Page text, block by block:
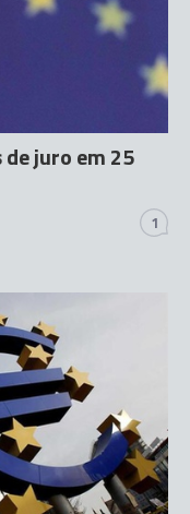
de juro em 25
1